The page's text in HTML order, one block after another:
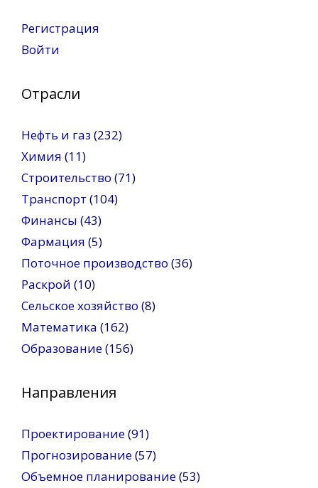
Регистрация
Войти
Отрасли
Нефть и газ (232)
Химия (11)
Строительство (71)
Транспорт (104)
Финансы (43)
Фармация (5)
Поточное производство (36)
Раскрой (10)
Сельское хозяйство (8)
Математика (162)
Образование(156)
Направления
Проектирование(91)
Прогнозирование(57)
Объемное планирование(53)